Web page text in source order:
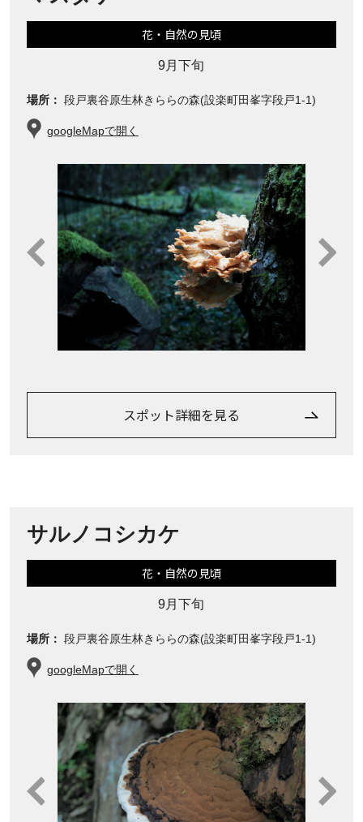
花・自然の見頃
9月下旬
場所： 段戸裏谷原生林きららの森(設楽町田峯字段戸1-1)
googleMapで開く
スポット詳細を見る
サルノコシカケ
花・自然の見頃
9月下旬
場所： 段戸裏谷原生林きららの森(設楽町田峯字段戸1-1)
googleMapで開く